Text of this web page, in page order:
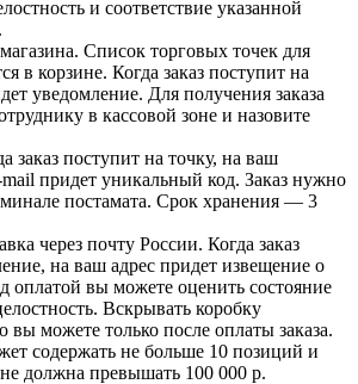
и соответствие указанной
Список торговых точек для
в корзине. Когда заказ поступит на
уведомление. Для получения заказа
в кассовой зоне и назовите
заказ поступит на точку, на ваш
придет уникальный код. Заказ нужно
постамата. Срок хранения — 3
через почту России. Когда заказ
на ваш адрес придет извещение о
оплатой вы можете оценить состояние
Вскрывать коробку
вы можете только после оплаты заказа.
содержать не больше 10 позиций и
должна превышать 100 000 р.